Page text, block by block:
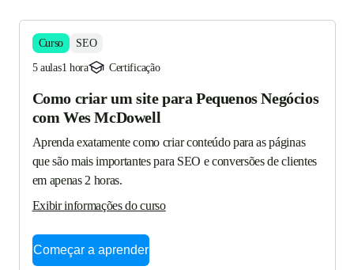
Curso SEO
5 aulas1 hora Certificação
Como criar um site para Pequenos Negócios
com Wes McDowell
Aprenda exatamente como criar conteúdo para as páginas
que são mais importantes para SEO e conversões de clientes
em apenas 2 horas.
Exibir informações do curso
Começar a aprender